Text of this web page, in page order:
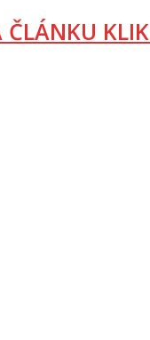
ČLÁNKU